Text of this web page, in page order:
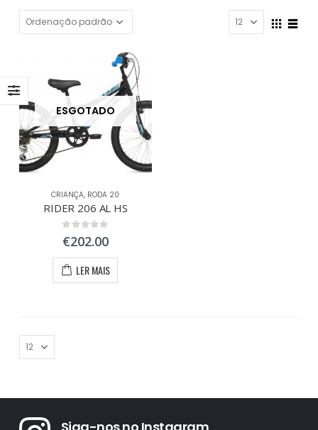
ESGOTADO
CRIANÇA, RODA 20
RIDER 206 AL HS
0out of 5
€202.00
LER MAIS